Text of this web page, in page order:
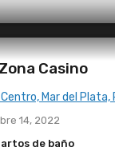
Casino
Mar del
14, 2022
de baño